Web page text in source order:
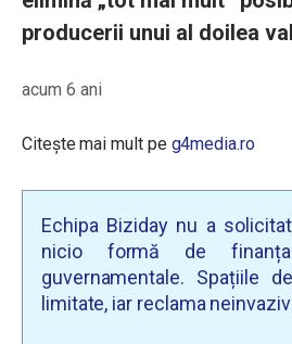
producerii unui al doilea
acum 6 ani
Citește mai mult pe g4media.ro
Echipa Biziday nu a
nicio formă de
guvernamentale. Spațiile
limitate, iar reclama